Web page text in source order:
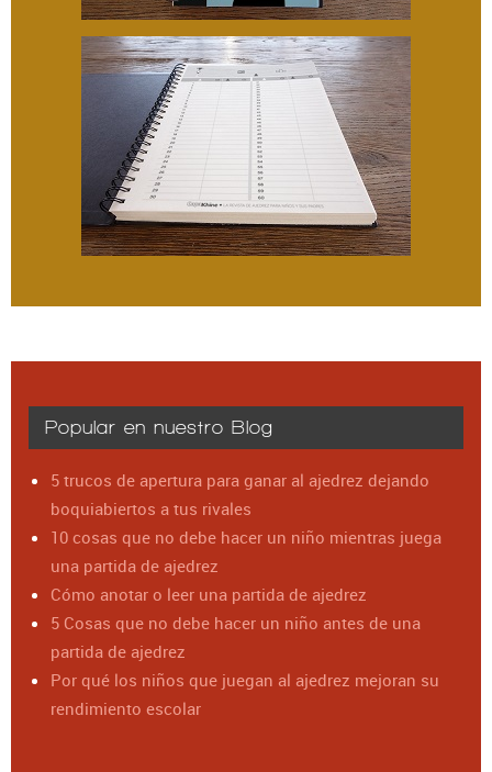
Popular en nuestro Blog
5 trucos de apertura para ganar al ajedrez dejando
boquiabiertos a tus rivales
10 cosas que no debe hacer un niño mientras juega
una partida de ajedrez
Cómo anotar o leer una partida de ajedrez
5 Cosas que no debe hacer un niño antes de una
partida de ajedrez
Por qué los niños que juegan al ajedrez mejoran su
rendimiento escolar